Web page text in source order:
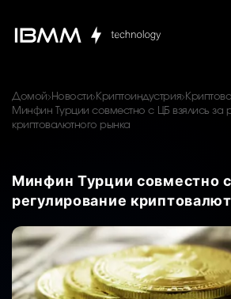
Домой Новости Криптоиндустрия
Минфин Турции совместно с ЦБ взялись за
криптовалютного рынка
Минфин Турции совместно
регулирование